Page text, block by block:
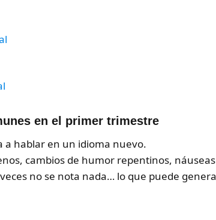
en el primer trimestre
a hablar en un idioma nuevo.
cambios de humor repentinos,
no se nota nada… lo que puede